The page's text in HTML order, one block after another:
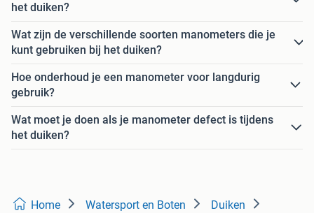
het duiken?
Wat zijn de verschillende soorten manometers die je
kunt gebruiken bij het duiken?
Hoe onderhoud je een manometer voor langdurig
gebruik?
Wat moet je doen als je manometer defect is tijdens
het duiken?
Home Watersport en Boten Duiken